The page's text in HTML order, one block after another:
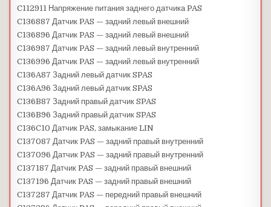
C112911 Напряжение питания заднего датчика PAS
C136887 Датчик PAS — задний левый внешний
C136896 Датчик PAS — задний левый внешний
C136987 Датчик PAS — задний левый внутренний
C136996 Датчик PAS — задний левый внутренний
C136A87 Задний левый датчик SPAS
C136A96 Задний левый датчик SPAS
C136B87 Задний правый датчик SPAS
C136B96 Задний правый датчик SPAS
C136C10 Датчик PAS, замыкание LIN
C137087 Датчик PAS — задний правый внутренний
C137096 Датчик PAS — задний правый внутренний
C137187 Датчик PAS — задний правый внешний
C137196 Датчик PAS — задний правый внешний
C137287 Датчик PAS — передний правый внешний